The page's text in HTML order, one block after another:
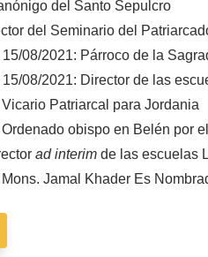
del Santo Sepulcro
del Seminario del
08/2021: Párroco de la
08/2021: Director de las
Patriarcal para Jordania
obispo en Belén por
ad interimde las escuelas
Jamal Khader Es